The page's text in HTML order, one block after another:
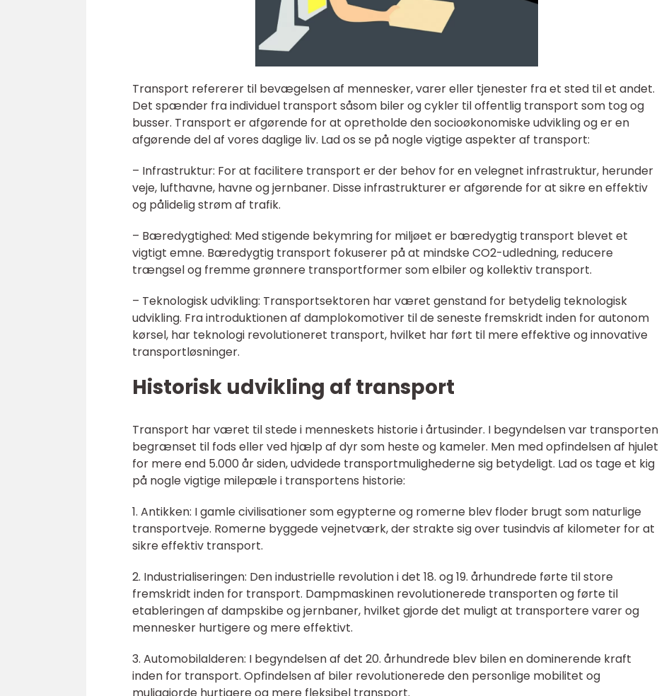
Transport refererer til bevægelsen af mennesker, varer eller tjenester fra et sted til et andet.
Det spænder fra individuel transport såsom biler og cykler til offentlig transport som tog og
busser. Transport er afgørende for at opretholde den socioøkonomiske udvikling og er en
afgørende del af vores daglige liv. Lad os se på nogle vigtige aspekter af transport:
– Infrastruktur: For at facilitere transport er der behov for en velegnet infrastruktur, herunder
veje, lufthavne, havne og jernbaner. Disse infrastrukturer er afgørende for at sikre en effektiv
og pålidelig strøm af trafik.
– Bæredygtighed: Med stigende bekymring for miljøet er bæredygtig transport blevet et
vigtigt emne. Bæredygtig transport fokuserer på at mindske CO2-udledning, reducere
trængsel og fremme grønnere transportformer som elbiler og kollektiv transport.
– Teknologisk udvikling: Transportsektoren har været genstand for betydelig teknologisk
udvikling. Fra introduktionen af damplokomotiver til de seneste fremskridt inden for autonom
kørsel, har teknologi revolutioneret transport, hvilket har ført til mere effektive og innovative
transportløsninger.
Historisk udvikling af transport
Transport har været til stede i menneskets historie i årtusinder. I begyndelsen var transporten
begrænset til fods eller ved hjælp af dyr som heste og kameler. Men med opfindelsen af hjulet
for mere end 5.000 år siden, udvidede transportmulighederne sig betydeligt. Lad os tage et kig
på nogle vigtige milepæle i transportens historie:
1. Antikken: I gamle civilisationer som egypterne og romerne blev floder brugt som naturlige
transportveje. Romerne byggede vejnetværk, der strakte sig over tusindvis af kilometer for at
sikre effektiv transport.
2. Industrialiseringen: Den industrielle revolution i det 18. og 19. århundrede førte til store
fremskridt inden for transport. Dampmaskinen revolutionerede transporten og førte til
etableringen af dampskibe og jernbaner, hvilket gjorde det muligt at transportere varer og
mennesker hurtigere og mere effektivt.
3. Automobilalderen: I begyndelsen af det 20. århundrede blev bilen en dominerende kraft
inden for transport. Opfindelsen af biler revolutionerede den personlige mobilitet og